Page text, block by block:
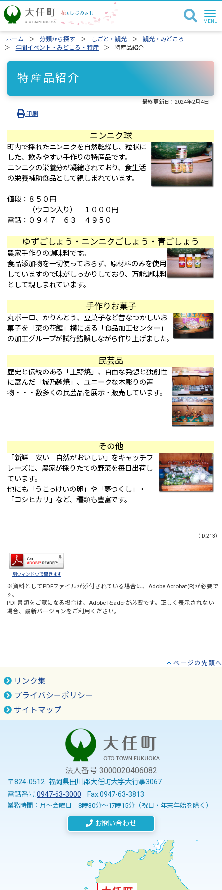
ホーム 分類から探す しごと・観光
観光・みどころ
年間イベント・みどころ・特産
特産品紹介
特産品紹介
最終更新日：2024年2月4日
印刷
ニンニク球
町内で採れたニンニクを自然乾燥し、粒状に
した、飲みやすい手作りの特産品です。
ニンニクの栄養分が凝縮されており、食生活
の栄養補助食品として親しまれています。
値段：８５０円
（ウコン入り） １０００円
電話：０９４７－６３－４９５０
ゆずごしょう・ニンニクごしょう・青ごしょう
農家手作りの調味料です。
食品添加物を一切使っておらず、原材料のみを使用
していますので味がしっかりしており、万能調味料
として親しまれています。
手作りお菓子
丸ボーロ、かりんとう、豆菓子など昔なつかしいお
菓子を「菜の花館」横にある「食品加工センター」
の加工グループが試行錯誤しながら作り上げました。
民芸品
歴史と伝統のある「上野焼」、自由な発想と独創性
に富んだ「城乃越焼」、ユニークな木彫りの置
物・・・数多くの民芸品を展示・販売しています。
その他
「新鮮 安い 自然がおいしい」をキャッチフ
レーズに、農家が採りたての野菜を毎日出荷し
ています。
他にも「うこっけいの卵」や「夢つくし」・
「コシヒカリ」など、種類も豊富です。
（ID:213）
別ウィンドウで開きます
※資料としてPDFファイルが添付されている場合は、Adobe Acrobat(R)が必要で
す。
PDF書類をご覧になる場合は、Adobe Readerが必要です。正しく表示されない
場合、最新バージョンをご利用ください。
ページの先頭へ
リンク集
プライバシーポリシー
サイトマップ
法人番号 3000020406082
〒824-0512 福岡県田川郡大任町大字大行事3067
電話番号:0947-63-3000 Fax:0947-63-3813
業務時間：月～金曜日 8時30分～17時15分（祝日・年末年始を除く）
お問い合わせ